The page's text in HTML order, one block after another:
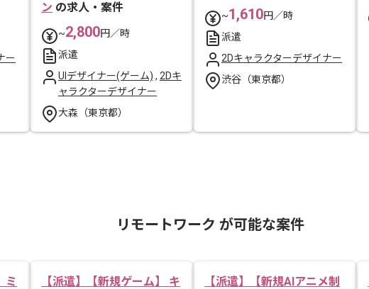
ー
ン の求人・案件
~2,800円／時
派遣
UIデザイナー(ゲーム) , 2Dキ
ャラクターデザイナー
大森（東京都）
~1,610円／時
派遣
2Dキャラクターデザイナー
渋谷（東京都）
リモートワーク が可能な案件
ミ
【派遣】【新規ゲーム】 キ
【派遣】【新規AIアニメ制